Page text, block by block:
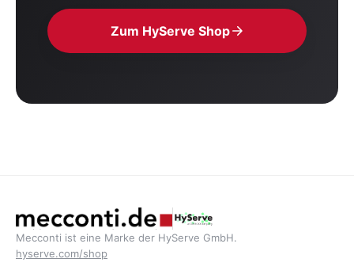
Zum HyServe Shop
Mecconti ist eine Marke der HyServe GmbH.
hyserve.com/shop